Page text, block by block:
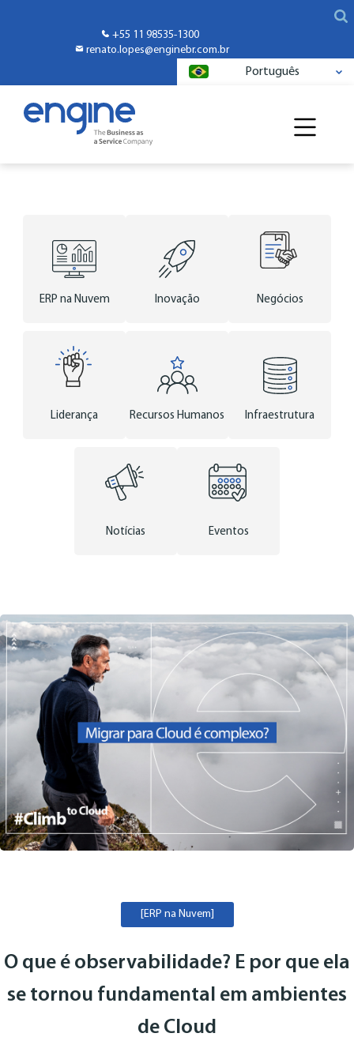
+55 11 98535-1300
renato.lopes@enginebr.com.br
Português
ERP na Nuvem Inovação Negócios
Liderança Recursos Humanos Infraestrutura
Notícias Eventos
[ERP na Nuvem]
O que é observabilidade? E por que ela
se tornou fundamental em ambientes
de Cloud